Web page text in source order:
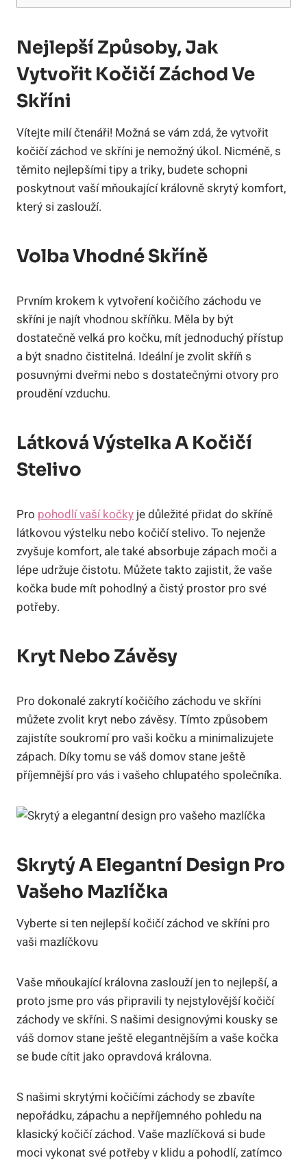
Nejlepší Způsoby, Jak
Vytvořit Kočičí Záchod Ve
Skříni
Vítejte milí čtenáři! Možná se vám zdá, že vytvořit
kočičí záchod ve skříni je nemožný úkol. Nicméně, s
těmito nejlepšími tipy a triky, budete schopni
poskytnout vaší mňoukající královně skrytý komfort,
který si zaslouží.
Volba Vhodné Skříně
Prvním krokem k vytvoření kočičího záchodu ve
skříni je najít vhodnou skříňku. Měla by být
dostatečně velká pro kočku, mít jednoduchý přístup
a být snadno čistitelná. Ideální je zvolit skříň s
posuvnými dveřmi nebo s dostatečnými otvory pro
proudění vzduchu.
Látková Výstelka A Kočičí
Stelivo
Pro pohodlí vaší kočky je důležité přidat do skříně
látkovou výstelku nebo kočičí stelivo. To nejenže
zvyšuje komfort, ale také absorbuje zápach moči a
lépe udržuje čistotu. Můžete takto zajistit, že vaše
kočka bude mít pohodlný a čistý prostor pro své
potřeby.
Kryt Nebo Závěsy
Pro dokonalé zakrytí kočičího záchodu ve skříni
můžete zvolit kryt nebo závěsy. Tímto způsobem
zajistíte soukromí pro vaši kočku a minimalizujete
zápach. Díky tomu se váš domov stane ještě
příjemnější pro vás i vašeho chlupatého společníka.
Skrytý A Elegantní Design Pro
Vašeho Mazlíčka
Vyberte si ten nejlepší kočičí záchod ve skříni pro
vaši mazlíčkovu
Vaše mňoukající královna zaslouží jen to nejlepší, a
proto jsme pro vás připravili ty nejstylovější kočičí
záchody ve skříni. S našimi designovými kousky se
váš domov stane ještě elegantnějším a vaše kočka
se bude cítit jako opravdová královna.
S našimi skrytými kočičími záchody se zbavíte
nepořádku, zápachu a nepříjemného pohledu na
klasický kočičí záchod. Vaše mazlíčková si bude
moci vykonat své potřeby v klidu a pohodlí, zatímco